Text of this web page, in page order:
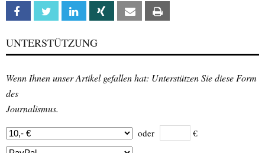
Facebook Twitter Linkedin Xing Email
UNTERSTÜTZUNG
Wenn Ihnen unser Artikel gefallen hat: Unterstützen Sie diese Form
des
Journalismus.
oder €